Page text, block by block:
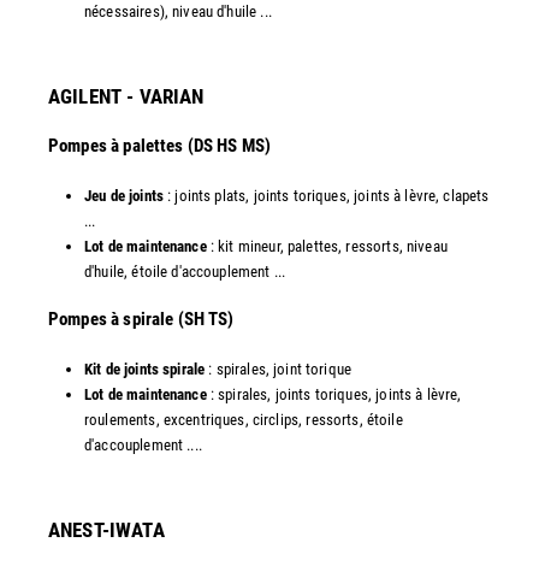
nécessaires), niveau d'huile ...​
AGILENT - VARIAN
Pompes à palettes (DS HS MS)
Jeu de joints : joints plats, joints toriques, joints à lèvre, clapets
...
Lot de maintenance: kit mineur, palettes, ressorts, niveau
d'huile, étoile d'accouplement ...​
​Pompes à spirale (SH TS)
Kit de joints spirale : spirales, joint torique
Lot de maintenance: spirales, joints toriques, joints à lèvre,
roulements, excentriques, circlips, ressorts, étoile
d'accouplement ....​
ANEST-IWATA